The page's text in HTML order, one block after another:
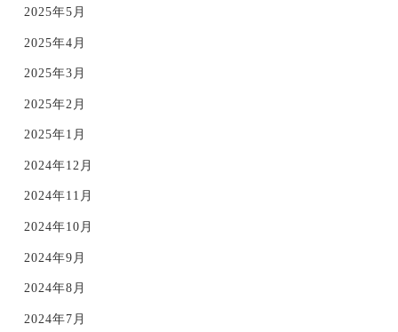
2025年5月
2025年4月
2025年3月
2025年2月
2025年1月
2024年12月
2024年11月
2024年10月
2024年9月
2024年8月
2024年7月